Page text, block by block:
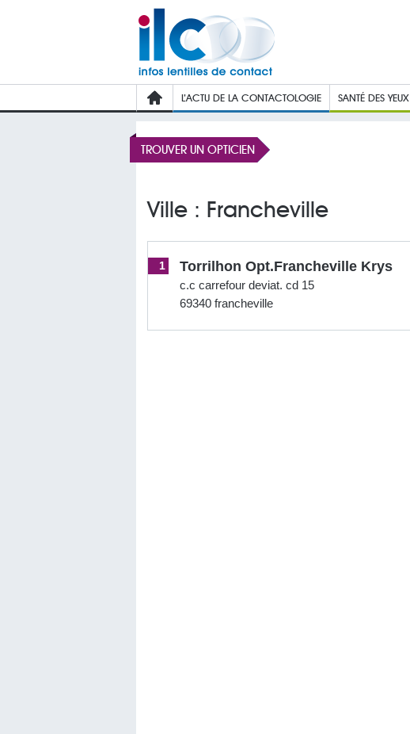
L’ACTU DE LA CONTACTOLOGIE SANTÉ DES YEUX
TROUVER UN OPTICIEN
Ville : Francheville
1 Torrilhon Opt.francheville Krys
c.c carrefour deviat. cd 15
69340 francheville